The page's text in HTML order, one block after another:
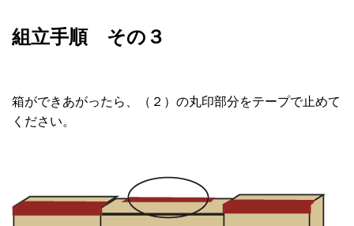
組立手順 その３
箱ができあがったら、（２）の丸印部分をテープで止めて
ください。